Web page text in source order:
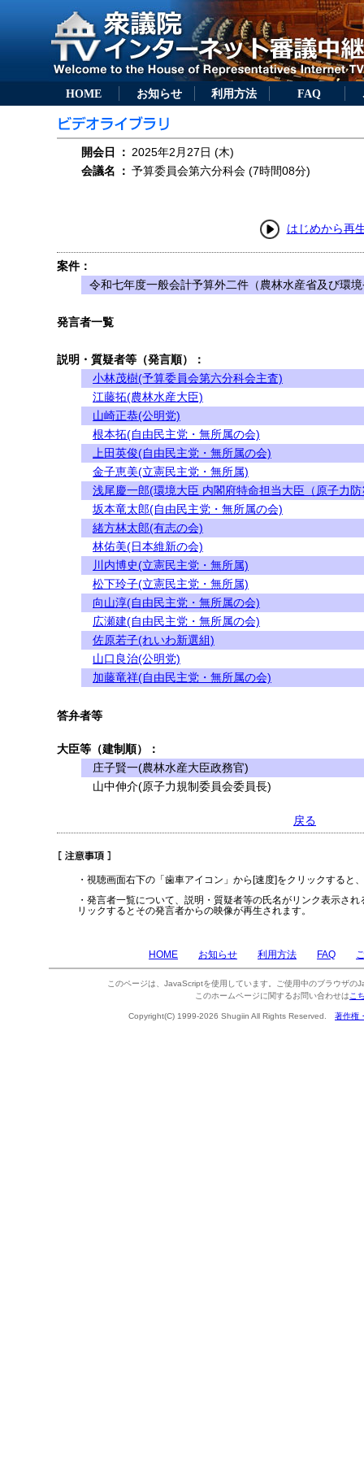
HOME お知らせ 利用方法 FAQ
開会日 ： 2025年2月27日 (木)
会議名
： 予算委員会第六分科会 (7時間08分)
はじめから再
案件：
令和七年度一般会計予算外二件（農林水産省及び環
発言者一覧
説明・質疑者等（発言順）：
小林茂樹(予算委員会第六分科会主査)
江藤拓(農林水産大臣)
山崎正恭(公明党)
根本拓(自由民主党・無所属の会)
上田英俊(自由民主党・無所属の会)
金子恵美(立憲民主党・無所属)
浅尾慶一郎(環境大臣 内閣府特命担当大臣（原子力
坂本竜太郎(自由民主党・無所属の会)
緒方林太郎(有志の会)
林佑美(日本維新の会)
川内博史(立憲民主党・無所属)
松下玲子(立憲民主党・無所属)
向山淳(自由民主党・無所属の会)
広瀬建(自由民主党・無所属の会)
佐原若子(れいわ新選組)
山口良治(公明党)
加藤竜祥(自由民主党・無所属の会)
答弁者等
大臣等（建制順）：
庄子賢一(農林水産大臣政務官)
山中伸介(原子力規制委員会委員長)
戻る
・視聴画面右下の「歯車アイコン」から[速度]をクリックすると
・発言者一覧について、説明・質疑者等の氏名がリンク表示さ
リックするとその発言者からの映像が再生されます。
HOME お知らせ 利用方法 FAQ
このページは、JavaScriptを使用しています。ご使用中のブラウザの
このホームページに関するお問い合わせは こ
Copyright(C) 1999-2026 Shugiin All Rights Reserved. 著作権